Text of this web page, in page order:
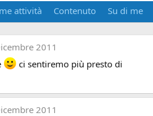
attività Contenuto Su di me
2011
ci sentiremo più presto di
2011